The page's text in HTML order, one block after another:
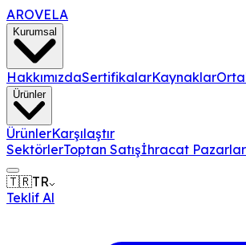
AROVELA
Kurumsal
HakkımızdaSertifikalarKaynaklar
Ürünler
ÜrünlerKarşılaştır
SektörlerToptan Satışİhracat
🇹🇷TR
Teklif Al